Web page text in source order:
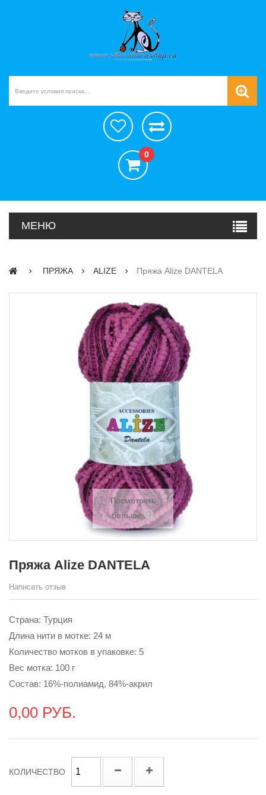
0
МЕНЮ
ПРЯЖА ALIZE Пряжа Alize DANTELA
Посмотреть
больше
Пряжа Alize DANTELA
Написать отзыв
Страна: Турция
Длина нити в мотке: 24 м
Количество мотков в упаковке: 5
Вес мотка: 100 г
Состав: 16%-полиамид, 84%-акрил
0,00 РУБ.
КОЛИЧЕСТВО